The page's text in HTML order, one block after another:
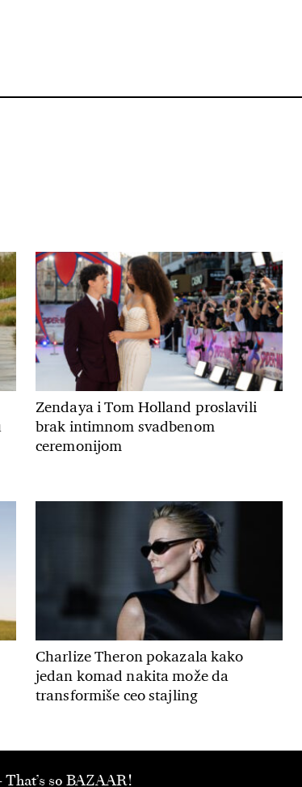
Zendaya i Tom Holland proslavili
brak intimnom svadbenom
ceremonijom
Charlize Theron pokazala kako
jedan komad nakita može da
transformiše ceo stajling
so BAZAAR!